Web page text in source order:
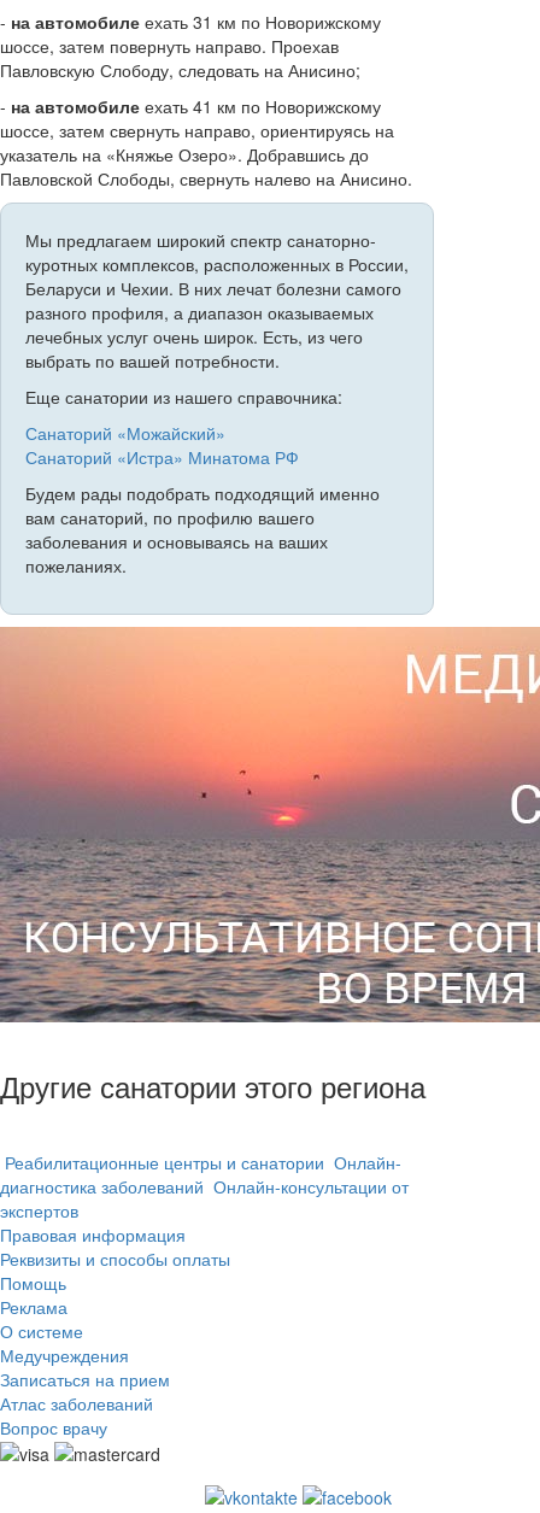
- на автомобиле ехать 31 км по Новорижскому
шоссе, затем повернуть направо. Проехав
Павловскую Слободу, следовать на Анисино;
- на автомобиле ехать 41 км по Новорижскому
шоссе, затем свернуть направо, ориентируясь на
указатель на «Княжье Озеро». Добравшись до
Павловской Слободы, свернуть налево на Анисино.
Мы предлагаем широкий спектр санаторно-
куротных комплексов, расположенных в России,
Беларуси и Чехии. В них лечат болезни самого
разного профиля, а диапазон оказываемых
лечебных услуг очень широк. Есть, из чего
выбрать по вашей потребности.
Еще санатории из нашего справочника:
Санаторий «Можайский»
Санаторий «Истра» Минатома РФ
Будем рады подобрать подходящий именно
вам санаторий, по профилю вашего
заболевания и основываясь на ваших
пожеланиях.
Другие санатории этого региона
Реабилитационные центры и санатории Онлайн-
диагностика заболеваний Онлайн-консультации от
экспертов
Правовая информация
Реквизиты и способы оплаты
Помощь
Реклама
О системе
Медучреждения
Записаться на прием
Атлас заболеваний
Вопрос врачу